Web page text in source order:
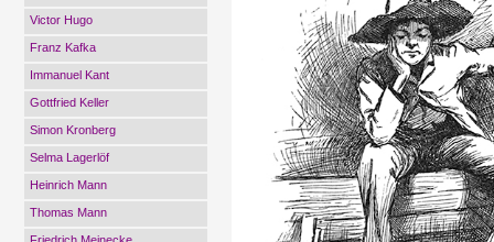
Victor Hugo
Franz Kafka
Immanuel Kant
Gottfried Keller
Simon Kronberg
Selma Lagerlöf
Heinrich Mann
Thomas Mann